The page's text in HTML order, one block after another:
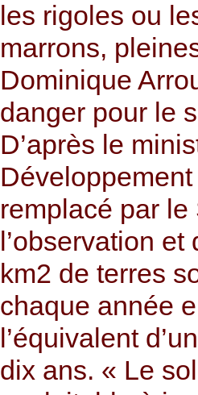
les rigoles ou
marrons,
Dominique
danger pour le
D’après le
remplacé par le
l’observation
km2 de terres
chaque année
l’équivalent
dix ans. « Le